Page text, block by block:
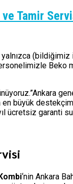
Tamir
yalnızca
büyük
ücretsiz garanti
‘nin Ankara